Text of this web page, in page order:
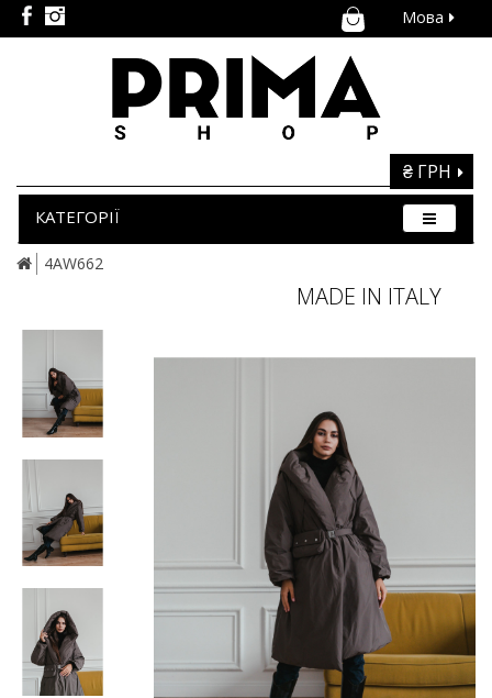
Мова
КАТЕГОРІЇ
₴ ГРН
4AW662
MADE IN ITALY